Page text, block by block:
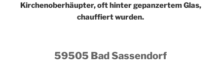
Kirchenoberhäupter, oft hinter gepanzertem Glas,
chauffiert wurden.
59505 Bad Sassendorf